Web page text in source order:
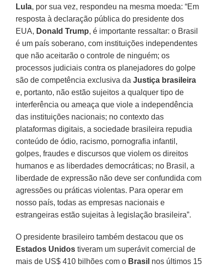
Lula, por sua vez, respondeu na mesma moeda: “Em
resposta à declaração pública do presidente dos
EUA, Donald Trump, é importante ressaltar: o Brasil
é um país soberano, com instituições independentes
que não aceitarão o controle de ninguém; os
processos judiciais contra os planejadores do golpe
são de competência exclusiva daJustiça brasileira
e, portanto, não estão sujeitos a qualquer tipo de
interferência ou ameaça que viole a independência
das instituições nacionais; no contexto das
plataformas digitais, a sociedade brasileira repudia
conteúdo de ódio, racismo, pornografia infantil,
golpes, fraudes e discursos que violem os direitos
humanos e as liberdades democráticas; no Brasil, a
liberdade de expressão não deve ser confundida com
agressões ou práticas violentas. Para operar em
nosso país, todas as empresas nacionais e
estrangeiras estão sujeitas à legislação brasileira”.
O presidente brasileiro também destacou que os
Estados Unidos tiveram um superávit comercial de
mais de US$ 410 bilhões com o Brasil nos últimos 15